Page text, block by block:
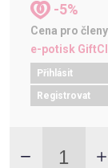
-5%
Cena pro členy
e-potisk
Přihlásit
Registrovat